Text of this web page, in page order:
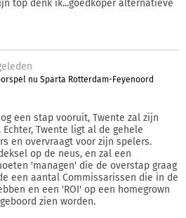
top denk ik...goedkoper alternatieve
nu Sparta Rotterdam-Feyenoord
een stap vooruit, Twente zal zijn
Twente ligt al de gehele
en overvraagt voor zijn spelers.
op de neus, en zal een
'managen' die de overstap graag
een aantal Commissarissen die in de
en een 'ROI' op een homegrown
zien worden.